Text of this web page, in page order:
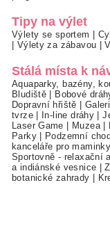
Tipy na výlet
Výlety se sportem
Výlety za zábavou |
Stálá místa k
Aquaparky, bazény,
Bludiště
Bobové
Dopravní hřiště
tvrze| In-line dráhy |
Laser Game
Muzea|
Parky| Podzemní
kanceláře pro maminky
Sportovně - relaxační
a indiánské vesnice |
botanické zahrady